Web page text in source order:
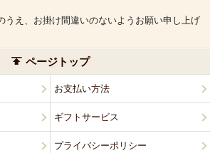
うえ、お掛け間違いのないようお願い申し上げ
ページトップ
お支払い方法
ギフトサービス
プライバシーポリシー